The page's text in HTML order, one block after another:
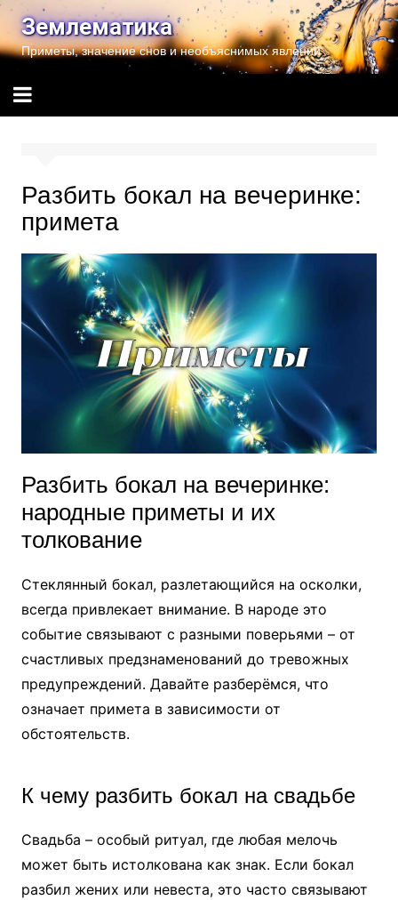
Перейти
содержимому
Землематика
Приметы, значение снов и необъяснимых явлений
Разбить бокал на вечеринке:
примета
Разбить бокал на вечеринке:
народные приметы и их
толкование
Стеклянный бокал, разлетающийся на осколки,
всегда привлекает внимание. В народе это
событие связывают с разными поверьями – от
счастливых предзнаменований до тревожных
предупреждений. Давайте разберёмся, что
означает примета в зависимости от
обстоятельств.
К чему разбить бокал на свадьбе
Свадьба – особый ритуал, где любая мелочь
может быть истолкована как знак. Если бокал
разбил жених или невеста, это часто связывают